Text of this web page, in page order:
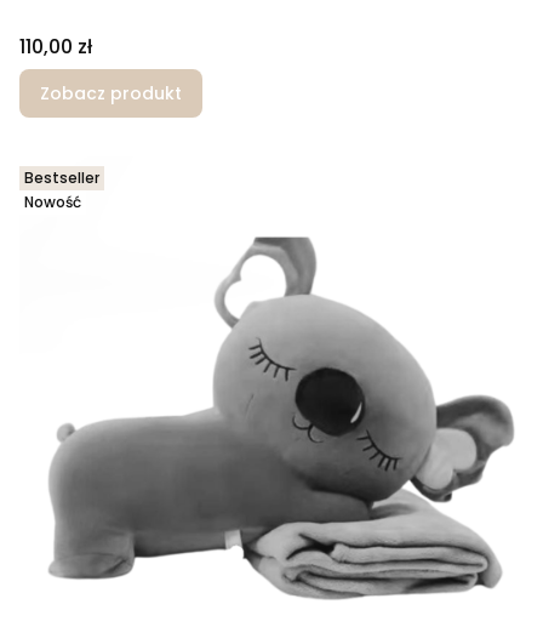
Cena
110,00 zł
Zobacz produkt
Bestseller
Nowość